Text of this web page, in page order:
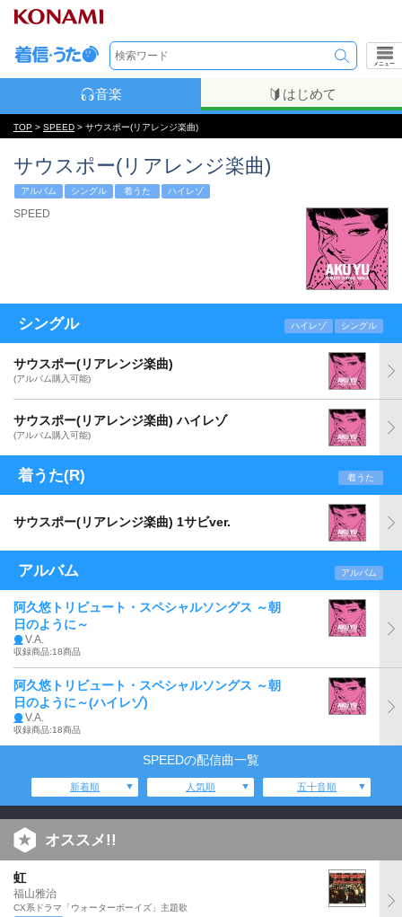
メニュー
音楽 はじめて
TOP > SPEED > サウスポー(リアレンジ楽曲)
サウスポー(リアレンジ楽曲)
アルバム シングル 着うた ハイレゾ
SPEED
シングル ハイレゾ シングル
サウスポー(リアレンジ楽曲)
(アルバム購入可能)
サウスポー(リアレンジ楽曲) ハイレゾ
(アルバム購入可能)
着うた(R) 着うた
サウスポー(リアレンジ楽曲) 1サビver.
アルバム アルバム
阿久悠トリビュート・スペシャルソングス ～朝
日のように～
V.A.
収録商品:18商品
阿久悠トリビュート・スペシャルソングス ～朝
日のように～(ハイレゾ)
V.A.
収録商品:18商品
SPEEDの配信曲一覧
新着順 人気順 五十音順
オススメ!!
虹
福山雅治
CX系ドラマ「ウォーターボーイズ」主題歌